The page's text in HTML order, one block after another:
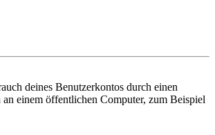
deines Benutzerkontos durch einen
einem öffentlichen Computer, zum Beispiel